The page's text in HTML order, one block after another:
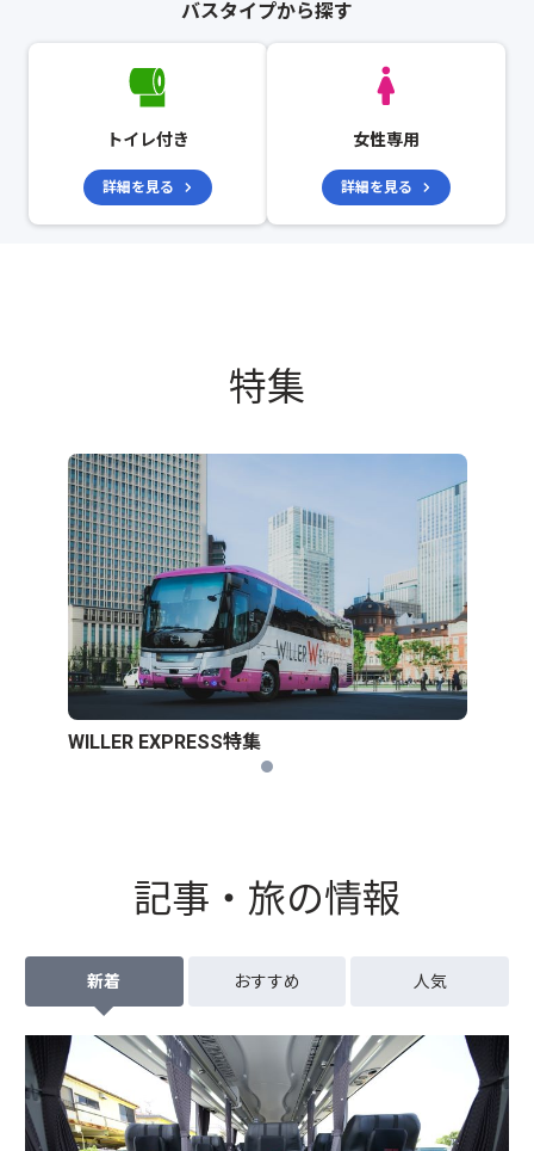
バスタイプから探す
トイレ付き
詳細を見る
女性専用
詳細を見る
特集
WILLER EXPRESS特集
記事・旅の情報
新着 おすすめ 人気